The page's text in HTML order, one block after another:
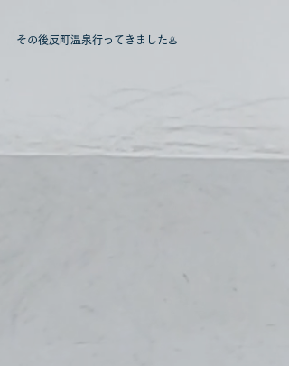
その後反町温泉行ってきました♨️